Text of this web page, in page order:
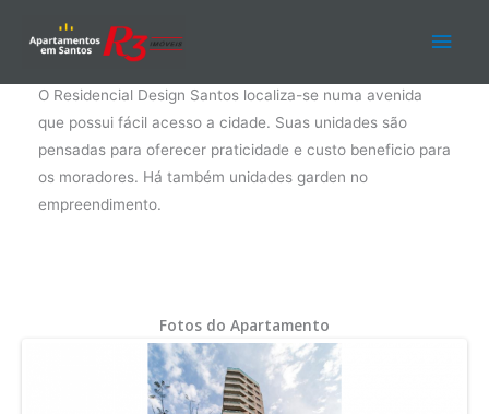
para
conteúdo
Design Apartments Santos
O Residencial Design Santos localiza-se numa avenida
que possui fácil acesso a cidade. Suas unidades são
pensadas para oferecer praticidade e custo beneficio para
os moradores. Há também unidades garden no
empreendimento.
Fotos do Apartamento